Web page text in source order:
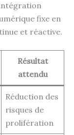
fixe en
et réactive.
Résultat
attendu
Réduction des
risques de
prolifération